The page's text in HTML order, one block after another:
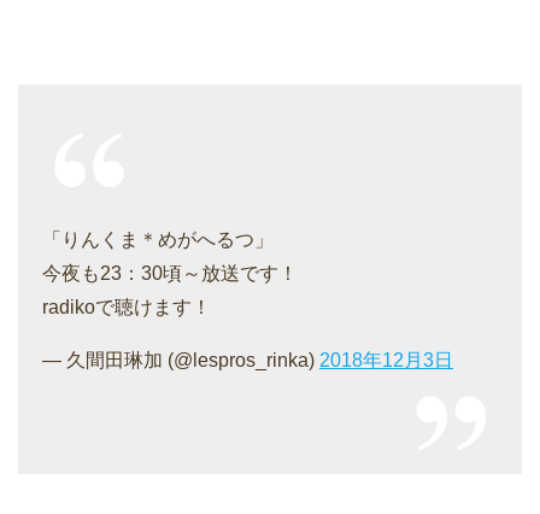
「りんくま＊めがへるつ」
今夜も23：30頃～放送です！
radikoで聴けます！
— 久間田琳加 (@lespros_rinka) 2018年12月3日